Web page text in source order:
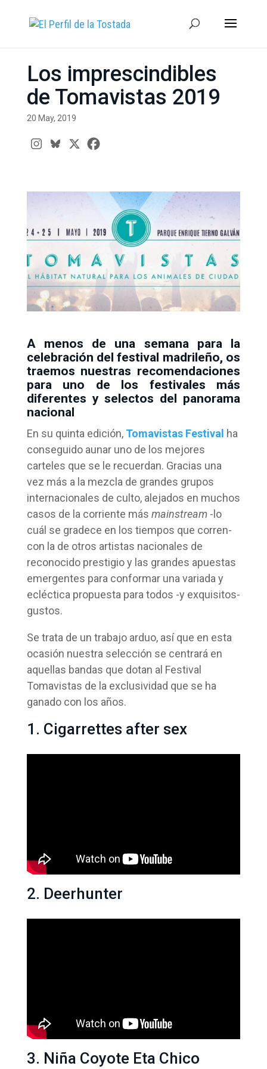
Los imprescindibles
de Tomavistas 2019
20 May, 2019
A menos de una semana para la
celebración del festival madrileño, os
traemos nuestras recomendaciones
para uno de los festivales más
diferentes y selectos del panorama
nacional
En su quinta edición, Tomavistas Festival ha
conseguido aunar uno de los mejores
carteles que se le recuerdan. Gracias una
vez más a la mezcla de grandes grupos
internacionales de culto, alejados en muchos
casos de la corriente más mainstream-lo
cuál se gradece en los tiempos que corren-
con la de otros artistas nacionales de
reconocido prestigio y las grandes apuestas
emergentes para conformar una variada y
ecléctica propuesta para todos -y exquisitos-
gustos.
Se trata de un trabajo arduo, así que en esta
ocasión nuestra selección se centrará en
aquellas bandas que dotan al Festival
Tomavistas de la exclusividad que se ha
ganado con los años.
1. Cigarrettes after sex
2. Deerhunter
3. Niña Coyote Eta Chico